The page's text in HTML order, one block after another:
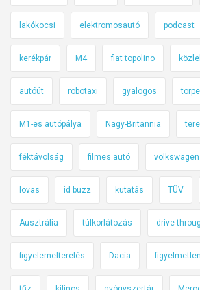
lakókocsi elektromosautó podcast
kerékpár M4 fiat topolino
autóút robotaxi gyalogos
M1-es autópálya Nagy-Britannia
féktávolság filmes autó volkswagen
lovas id buzz kutatás TÜV
Ausztrália túlkorlátozás drive-
figyelemelterelés Dacia